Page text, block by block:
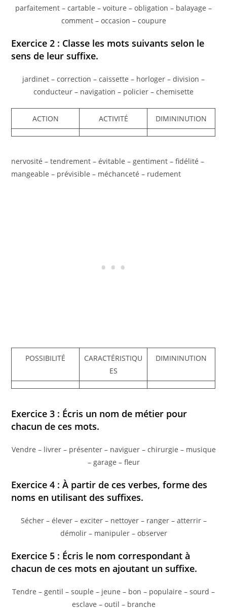
parfaitement – cartable – voiture – obligation – balayage –
comment – occasion – coupure
Exercice 2 : Classe les mots suivants selon le
sens de leur suffixe.
jardinet – correction – caissette – horloger – division –
conducteur – navigation – policier – chemisette
ACTION ACTIVITÉ DIMININUTION
nervosité – tendrement – évitable – gentiment – fidélité –
mangeable – prévisible – méchanceté – rudement
POSSIBILITÉ
CARACTÉRISTIQU
ES
DIMININUTION
Exercice 3 : Écris un nom de métier pour
chacun de ces mots.
Vendre – livrer – présenter – naviguer – chirurgie – musique
– garage – fleur
Exercice 4 : À partir de ces verbes, forme des
noms en utilisant des suffixes.
Sécher – élever – exciter – nettoyer – ranger – atterrir –
démolir – manipuler – observer
Exercice 5 : Écris le nom correspondant à
chacun de ces mots en ajoutant un suffixe.
Tendre – gentil – souple – jeune – bon – populaire – sourd –
esclave – outil – branche